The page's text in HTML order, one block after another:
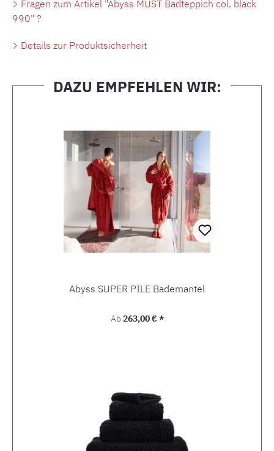
Fragen zum Artikel "Abyss MUST Badteppich col. black
990" ?
Details zur Produktsicherheit
DAZU EMPFEHLEN WIR:
Abyss SUPER PILE Bademantel
Regulärer Preis:
Ab263,00 € *